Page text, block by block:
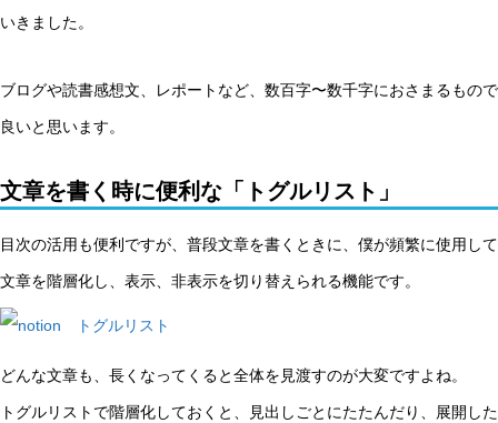
いきました。
ブログや読書感想文、レポートなど、数百字〜数千字におさまるもの
良いと思います。
文章を書く時に便利な「トグルリスト」
目次の活用も便利ですが、普段文章を書くときに、僕が頻繁に使用し
文章を階層化し、表示、非表示を切り替えられる機能です。
どんな文章も、長くなってくると全体を見渡すのが大変ですよね。
トグルリストで階層化しておくと、見出しごとにたたんだり、展開し